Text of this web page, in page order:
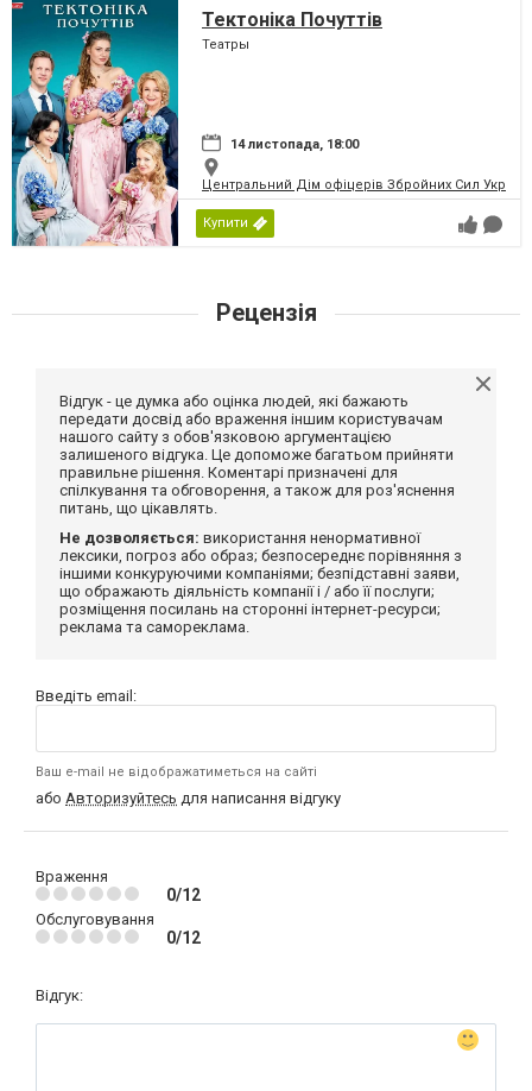
Тектоніка Почуттів
Театры
14 листопада, 18:00
Центральний Дім офіцерів Збройних Сил
Купити
Рецензія
Відгук - це думка або оцінка людей, які бажають
передати досвід або враження іншим користувачам
нашого сайту з обов'язковою аргументацією
залишеного відгука. Це допоможе багатьом прийняти
правильне рішення. Коментарі призначені для
спілкування та обговорення, а також для роз'яснення
питань, що цікавлять.
Не дозволяється: використання ненормативної
лексики, погроз або образ; безпосереднє порівняння з
іншими конкуруючими компаніями; безпідставні заяви,
що ображають діяльність компанії і / або її послуги;
розміщення посилань на сторонні інтернет-ресурси;
реклама та самореклама.
Введіть email:
Ваш e-mail не відображатиметься на сайті
або Авторизуйтесь для написання відгуку
Враження
0/12
Обслуговування
0/12
Відгук: